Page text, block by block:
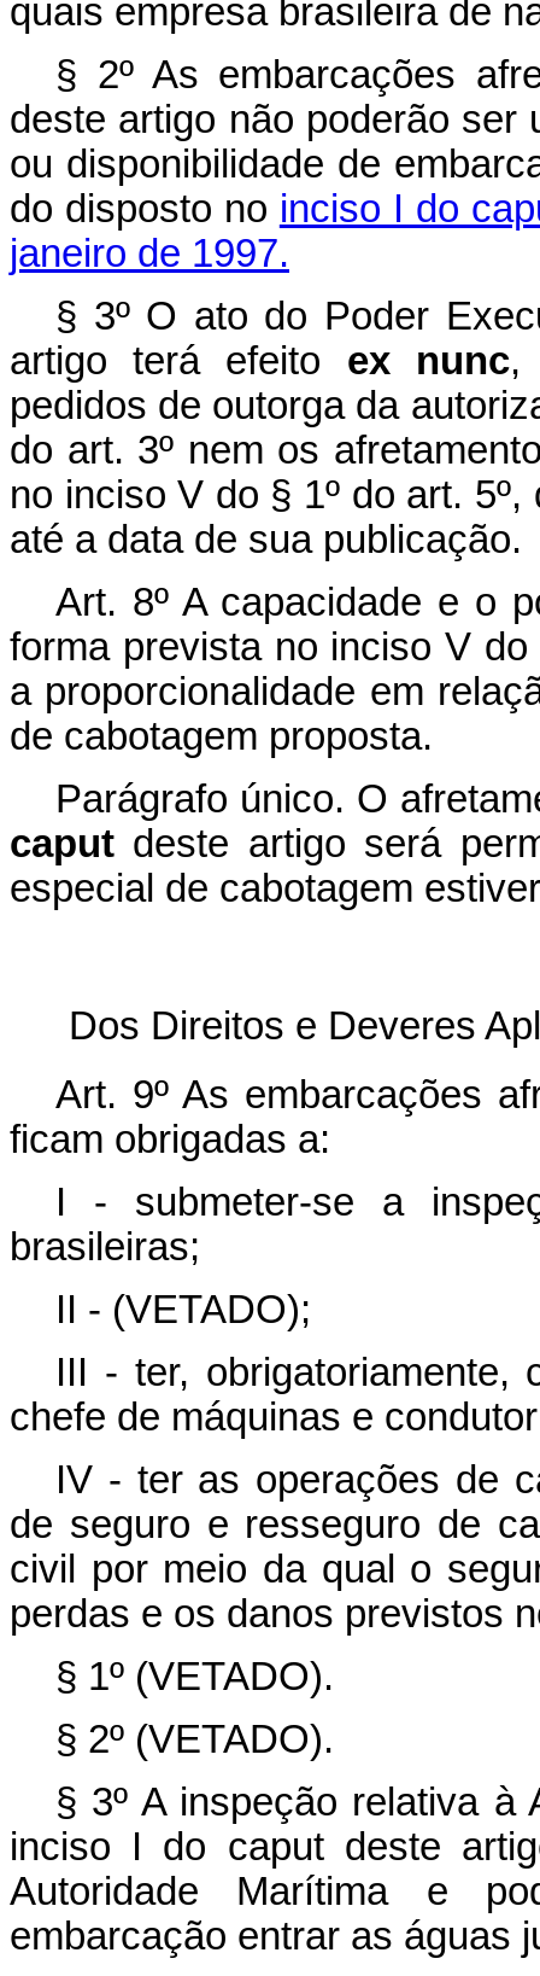
quais empresa brasileira de
§ 2º As embarcações
deste artigo não poderão ser
ou disponibilidade de
do disposto no inciso I do
janeiro de 1997.
§ 3º O ato do Poder
artigo terá efeito ex nunc,
pedidos de outorga da
do art. 3º nem os
no inciso V do § 1º do art.
até a data de sua publicação.
Art. 8º A capacidade e o
forma prevista no inciso V
a proporcionalidade em
de cabotagem proposta.
Parágrafo único. O
caput deste artigo será
especial de cabotagem
Dos Direitos e Deveres
Art. 9º As embarcações
ficam obrigadas a:
I - submeter-se a
brasileiras;
II - (VETADO);
III - ter, obrigatoriamente,
chefe de máquinas e
IV - ter as operações de
de seguro e resseguro de
civil por meio da qual o
perdas e os danos previstos
§ 1º (VETADO).
§ 2º (VETADO).
§ 3º A inspeção relativa à
inciso I do caputdeste
Autoridade Marítima e
embarcação entrar as águas